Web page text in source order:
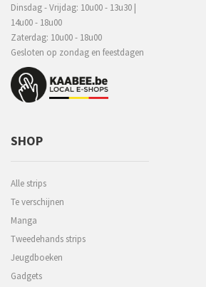
Dinsdag - Vrijdag: 10u00 - 13u30 |
14u00 - 18u00
Zaterdag: 10u00 - 18u00
Gesloten op zondag en feestdagen
SHOP
Alle strips
Te verschijnen
Manga
Tweedehands strips
Jeugdboeken
Gadgets